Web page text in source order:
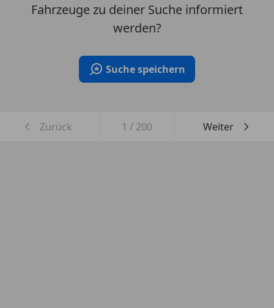
Fahrzeuge zu deiner Suche informiert
werden?
Suche speichern
Zurück 1 / 200 Weiter